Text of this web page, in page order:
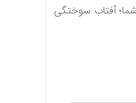
آفتاب سوختگی